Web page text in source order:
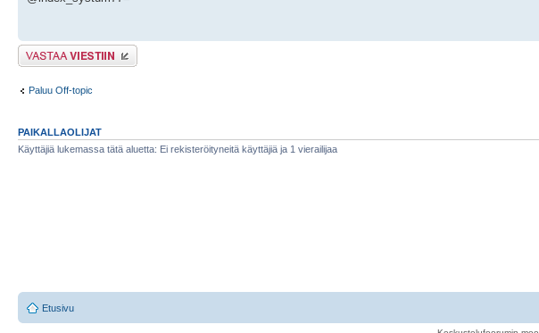
Lähetä vastaus
Paluu Off-topic
PAIKALLAOLIJAT
Käyttäjiä lukemassa tätä aluetta: Ei rekisteröityneitä käyttäjiä ja 1 vierailijaa
Etusivu